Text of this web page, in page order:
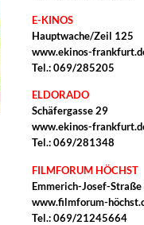
E-KINOS
Hauptwache/Zeil 125
www.ekinos-
Tel.: 069/285205
ELDORADO
Schäfergasse 29
www.ekinos-
Tel.: 069/281348
FILMFORUM HÖCHST
Emmerich-Josef-Straße
www.filmforum-
Tel.: 069/21245664